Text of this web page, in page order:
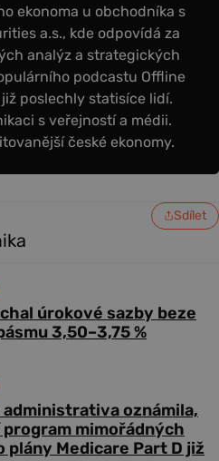
ekonoma u obchodníka s
a.s., kde odpovídá za
analýz a strategických
podcastu Offline
poslechly statisíce lidí.
s veřejností a médii.
české ekonomy.
Sdílet
úrokové sazby beze
3,50–3,75 %
oznámila,
program mimořádných
plány Medicare Part D již